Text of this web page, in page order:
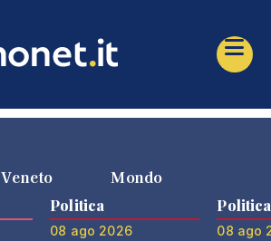
Veneto Mondo
Politica
08 ago 2026
Politica
08 ago